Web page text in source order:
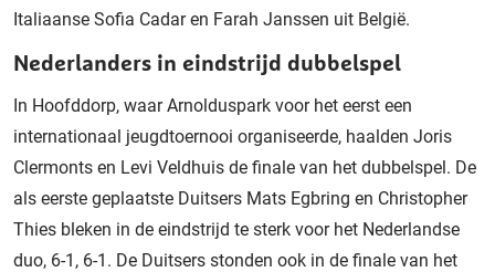
Italiaanse Sofia Cadar en Farah Janssen uit België.
Nederlanders in eindstrijd dubbelspel
In Hoofddorp, waar Arnolduspark voor het eerst een
internationaal jeugdtoernooi organiseerde, haalden Joris
Clermonts en Levi Veldhuis de finale van het dubbelspel. De
als eerste geplaatste Duitsers Mats Egbring en Christopher
Thies bleken in de eindstrijd te sterk voor het Nederlandse
duo, 6-1, 6-1. De Duitsers stonden ook in de finale van het